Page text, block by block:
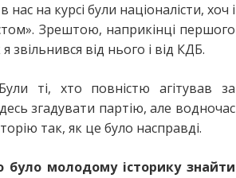
на курсі були націоналісти, хоч і
Зрештою, наприкінці першого
звільнився від нього і від КДБ.
ті, хто повністю агітував за
згадувати партію, але водночас
так, як це було насправді.
було молодому історику знайти